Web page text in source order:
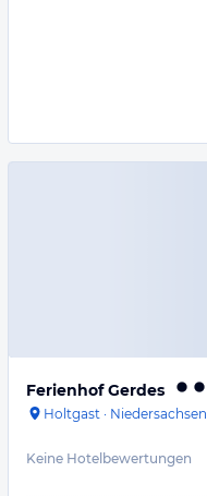
Ferienhof Gerdes
Holtgast · Niedersachsen
Keine Hotelbewertungen